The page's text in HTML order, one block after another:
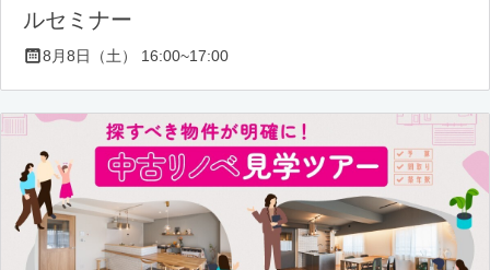
ルセミナー
8月8日（土） 16:00~17:00